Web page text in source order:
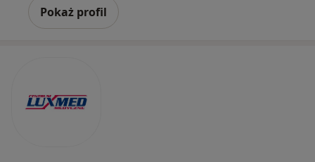
Pokaż profil